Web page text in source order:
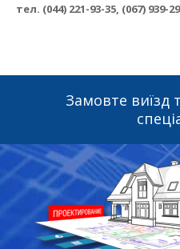
тел. (044) 221-93-35, (067) 939-
Замовте виїзд